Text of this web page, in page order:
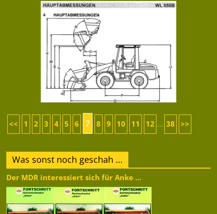
<< 1 2 3 4 5 6 7 8 9 10 11 12 ... 38 >>
Was sonst noch geschah …
Der MDR interessiert sich für Anke …